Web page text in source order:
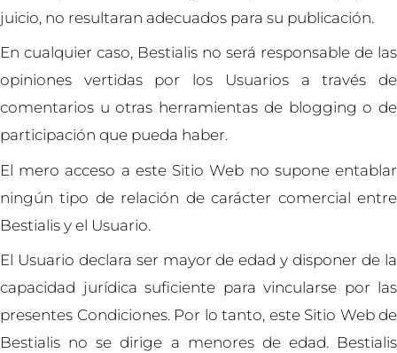
juicio, no resultaran adecuados para su publicación.
En cualquier caso, Bestialis no será responsable de las
opiniones vertidas por los Usuarios a través de
comentarios u otras herramientas de blogging o de
participación que pueda haber.
El mero acceso a este Sitio Web no supone entablar
ningún tipo de relación de carácter comercial entre
Bestialis y el Usuario.
El Usuario declara ser mayor de edad y disponer de la
capacidad jurídica suficiente para vincularse por las
presentes Condiciones. Por lo tanto, este Sitio Web de
Bestialis no se dirige a menores de edad. Bestialis